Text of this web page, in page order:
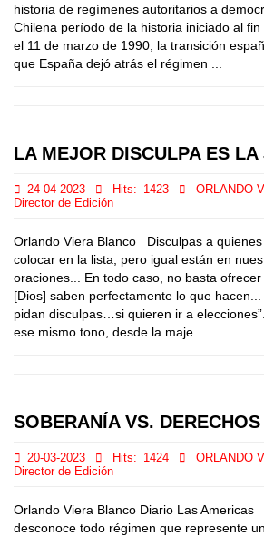
historia de regímenes autoritarios a
Chilena período de la historia iniciado al fin
el 11 de marzo de 1990; la transición
que España dejó atrás el régimen ...
LA MEJOR DISCULPA ES LA
24-04-2023 Hits: 1423
ORLANDO
Director de Edición
Orlando Viera Blanco Disculpas a
colocar en la lista, pero igual están en
oraciones... En todo caso, no basta
[Dios] saben perfectamente lo que
pidan disculpas…si quieren ir a
ese mismo tono, desde la maje...
SOBERANÍA VS.
20-03-2023 Hits: 1424
ORLANDO
Director de Edición
Orlando Viera Blanco Diario Las
desconoce todo régimen que represente